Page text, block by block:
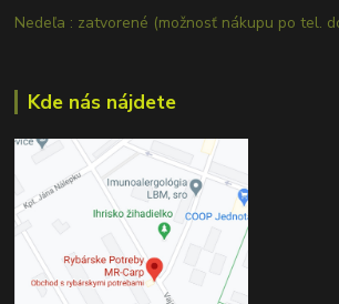
Nedeľa : zatvorené (možnosť nákupu po tel.
Kde nás nájdete